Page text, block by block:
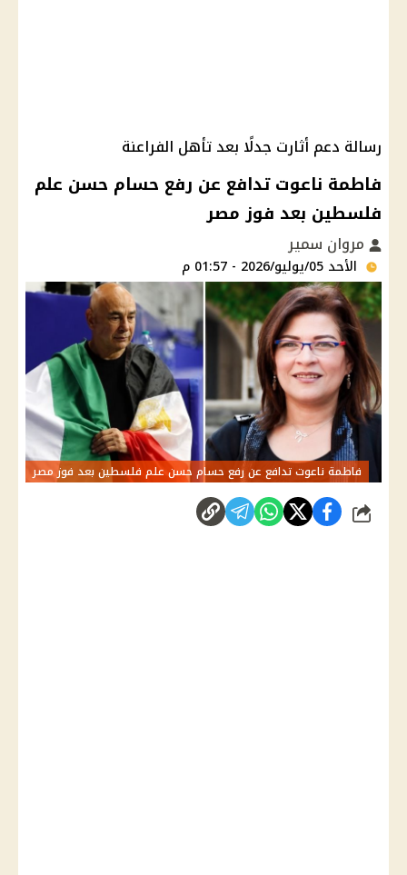
رسالة دعم أثارت جدلًا بعد تأهل الفراعنة
فاطمة ناعوت تدافع عن رفع حسام حسن علم
فلسطين بعد فوز مصر
مروان سمير
الأحد 05/يوليو/2026 - 01:57 م
فاطمة ناعوت تدافع عن رفع حسام حسن علم فلسطين بعد فوز مصر
شارك